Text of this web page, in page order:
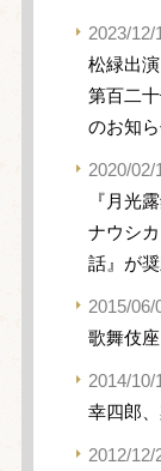
2023/12/
松緑出
第百二
のお知
2020/02/
『月光
ナウシ
話』が
2015/06/
歌舞伎
2014/10/
幸四郎
2012/12/